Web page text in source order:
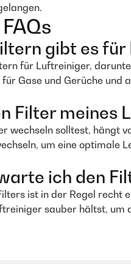
gibt es
für Luftreiniger,
Gase und Gerüche
Filter meines
wechseln solltest, hängt
um eine optimale
ich den
ist in der Regel recht
sauber hältst, um